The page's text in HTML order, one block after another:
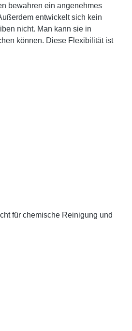
bewahren ein angenehmes
entwickelt sich kein
nicht. Man kann sie in
können. Diese Flexibilität ist
für chemische Reinigung und